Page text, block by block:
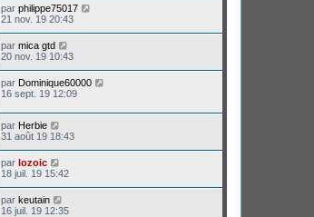
par philippe75017
21 nov. 19 20:43
par mica gtd
20 nov. 19 10:43
par Dominique60000
16 sept. 19 12:09
par Herbie
31 août 19 18:43
par lozoic
18 juil. 19 15:42
par keutain
16 juil. 19 12:35